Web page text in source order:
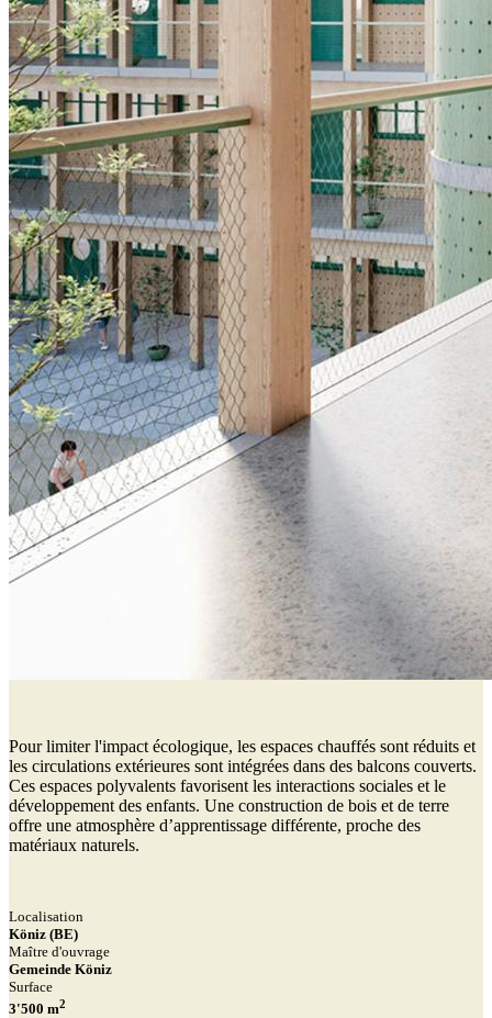
Pour limiter l'impact écologique, les espaces chauffés sont réduits et
les circulations extérieures sont intégrées dans des balcons couverts.
Ces espaces polyvalents favorisent les interactions sociales et le
développement des enfants. Une construction de bois et de terre
offre une atmosphère d’apprentissage différente, proche des
matériaux naturels.
Localisation
Köniz (BE)
Maître d'ouvrage
Gemeinde Köniz
Surface
3'500 m2